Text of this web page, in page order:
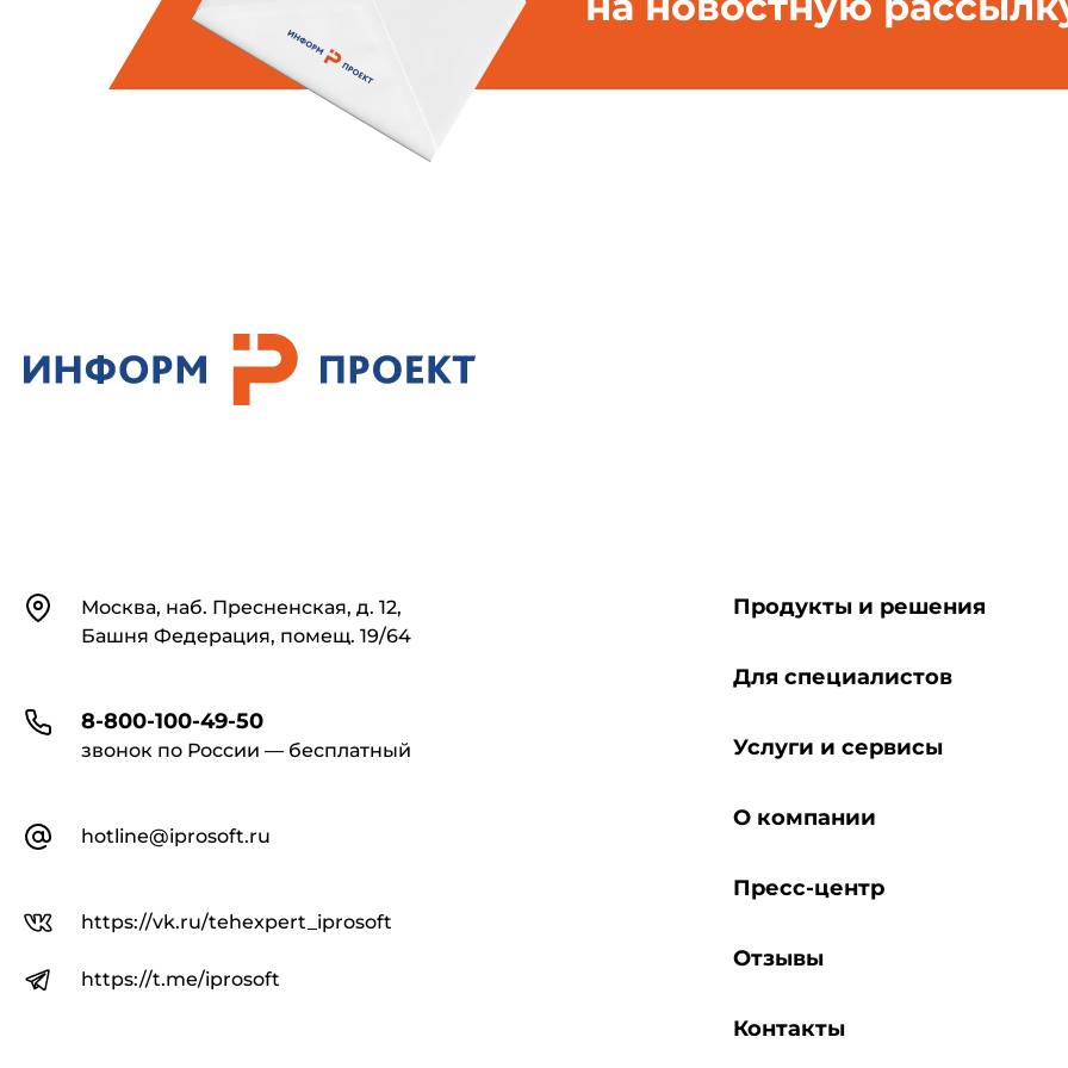
КонтактыМосква, наб. Пресненская, д. 12,
Башня Федерация, помещ. 19/64
8-800-100-49-50
звонок по России — бесплатный
hotline@iprosoft.ru
https://vk.ru/tehexpert_iprosoft
https://t.me/iprosoft
Продукты и решения
Для специалистов
Услуги и сервисы
О компании
Пресс-центр
Отзывы
Контакты